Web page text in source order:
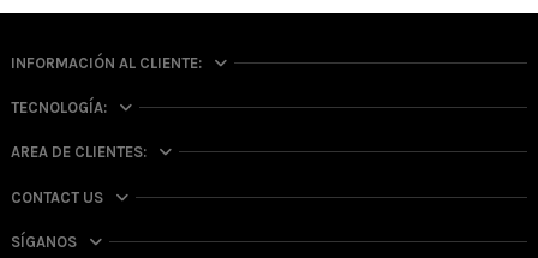
INFORMACIÓN AL CLIENTE:
TECNOLOGÍA:
AREA DE CLIENTES:
CONTACT US
SÍGANOS